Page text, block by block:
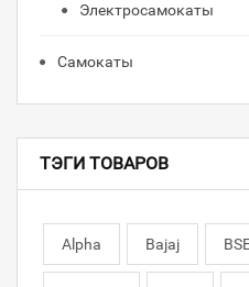
Электросамокаты
Самокаты
ТЭГИ ТОВАРОВ
Alpha Bajaj